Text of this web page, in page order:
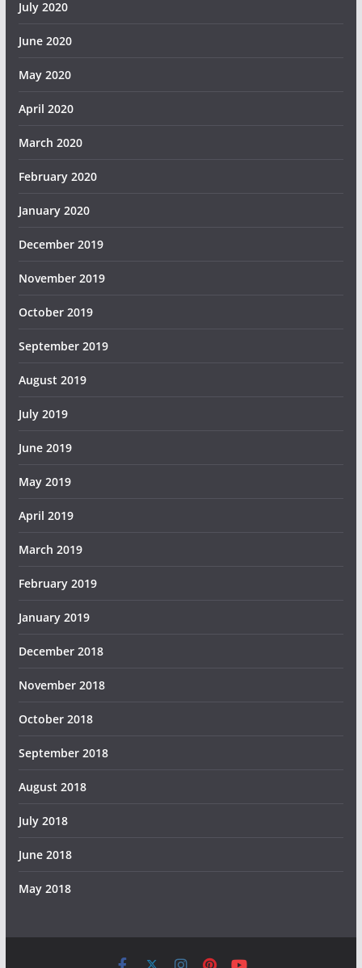
July 2020
June 2020
May 2020
April 2020
March 2020
February 2020
January 2020
December 2019
November 2019
October 2019
September 2019
August 2019
July 2019
June 2019
May 2019
April 2019
March 2019
February 2019
January 2019
December 2018
November 2018
October 2018
September 2018
August 2018
July 2018
June 2018
May 2018